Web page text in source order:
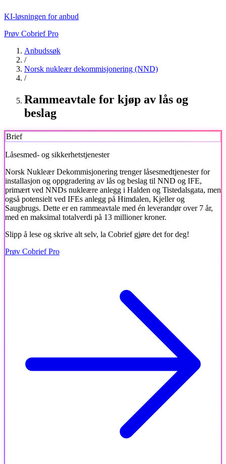
KI-løsningen for anbud
Prøv Cobrief Pro
Anbudssøk
/
Norsk nukleær dekommisjonering (NND)
/
Rammeavtale for kjøp av lås og
beslag
Brief
Låsesmed- og sikkerhetstjenester
Norsk Nukleær Dekommisjonering trenger låsesmedtjenester for
installasjon og oppgradering av lås og beslag til NND og IFE,
primært ved NNDs nukleære anlegg i Halden og Tistedalsgata, men
også potensielt ved IFEs anlegg på Himdalen, Kjeller og
Saugbrugs. Dette er en rammeavtale med én leverandør over 7 år,
med en maksimal totalverdi på 13 millioner kroner.
Slipp å lese og skrive alt selv, la Cobrief gjøre det for deg!
Prøv Cobrief Pro